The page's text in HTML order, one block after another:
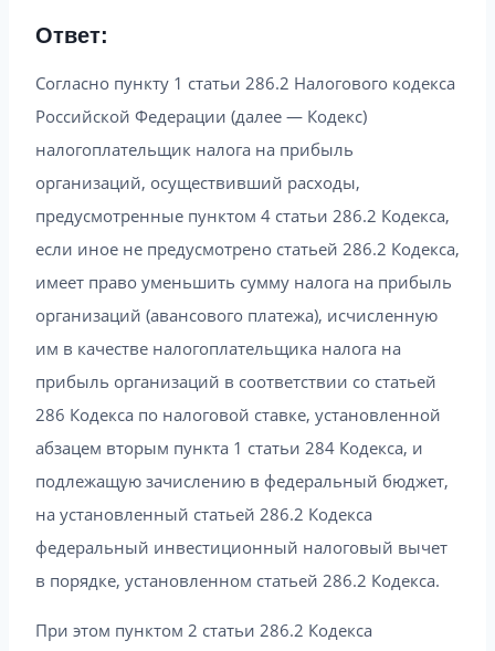
Ответ:
Согласно пункту 1 статьи 286.2 Налогового кодекса
Российской Федерации (далее — Кодекс)
налогоплательщик налога на прибыль
организаций, осуществивший расходы,
предусмотренные пунктом 4 статьи 286.2 Кодекса,
если иное не предусмотрено статьей 286.2 Кодекса,
имеет право уменьшить сумму налога на прибыль
организаций (авансового платежа), исчисленную
им в качестве налогоплательщика налога на
прибыль организаций в соответствии со статьей
286 Кодекса по налоговой ставке, установленной
абзацем вторым пункта 1 статьи 284 Кодекса, и
подлежащую зачислению в федеральный бюджет,
на установленный статьей 286.2 Кодекса
федеральный инвестиционный налоговый вычет
в порядке, установленном статьей 286.2 Кодекса.
При этом пунктом 2 статьи 286.2 Кодекса